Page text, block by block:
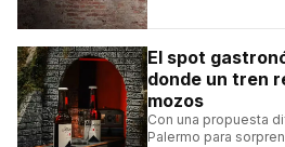
El spot
donde un tren
mozos
Con una propuesta
Palermo para